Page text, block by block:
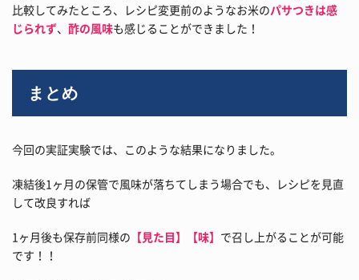
比較してみたところ、レシピ変更前のようなお米のパサつきは感
じられず、 酢の風味も感じることができました！
まとめ
今回の実証実験では、このような結果になりました。
凍結後1ヶ月の保管で風味が落ちてしまう場合でも、レシピを見直
して改良すれば
1ヶ月後も保存前同様の 【見た目】【味】 で召し上がることが可能
です！！